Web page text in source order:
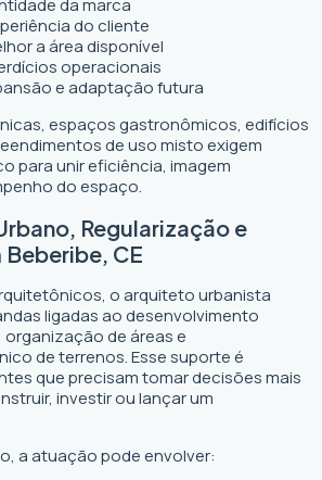
da marca
do cliente
a área disponível
operacionais
e adaptação futura
espaços gastronômicos, edifícios
de uso misto exigem
para unir eficiência, imagem
do espaço.
Regularização e
CE
o arquiteto urbanista
ligadas ao desenvolvimento
de áreas e
de terrenos. Esse suporte é
que precisam tomar decisões mais
investir ou lançar um
a atuação pode envolver: